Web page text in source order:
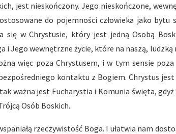
jest nieskończony. Jego nieskończone,
do pojemności człowieka jako bytu
się w Chrystusie, który jest jedną Osobą
i Jego wewnętrzne życie, które na naszą,
więc poza Chrystusem, i w tym sensie
kontaktu z Bogiem. Chrystus
ważna jest Eucharystia i Komunia święta,
Osób Boskich.
rzeczywistość Boga. I ułatwia nam